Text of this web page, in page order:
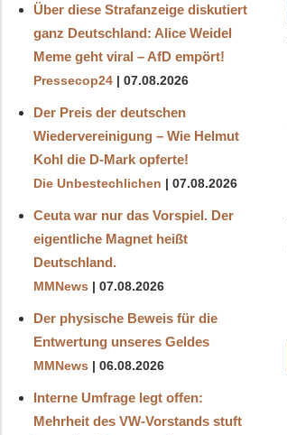
Über diese Strafanzeige diskutiert
ganz Deutschland: Alice Weidel
Meme geht viral – AfD empört!
Pressecop24 07.08.2026
Der Preis der deutschen
Wiedervereinigung – Wie Helmut
Kohl die D‑Mark opferte!
Die Unbestechlichen 07.08.2026
Ceuta war nur das Vorspiel. Der
eigentliche Magnet heißt
Deutschland.
MMNews 07.08.2026
Der physische Beweis für die
Entwertung unseres Geldes
MMNews 06.08.2026
Interne Umfrage legt offen:
Mehrheit des VW-Vorstands stuft